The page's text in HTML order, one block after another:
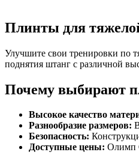
Плинты для
Улучшите свои тренировки по
поднятия штанг с различной
Почему выбирают
Высокое качество
Разнообразие размеров:
Безопасность:
Доступные цены: Олимп